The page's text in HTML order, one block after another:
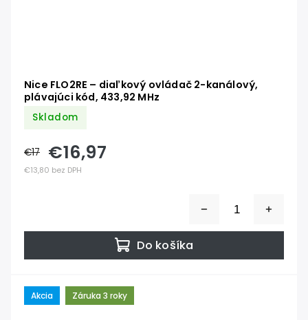
Nice FLO2RE – diaľkový ovládač 2-kanálový,
plávajúci kód, 433,92 MHz
Skladom
€13,80 bez DPH
€17 €16,97
Do košíka
Akcia Záruka 3 roky